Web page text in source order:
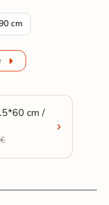
cm sol extérieur
cm /